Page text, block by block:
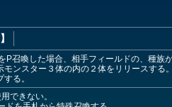
】
召喚した場合、相手フィールドの、種族
ンスター３体の内の２体をリリースする
る。
できない。